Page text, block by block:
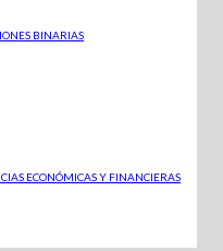
BINARIAS
ECONÓMICAS Y FINANCIERAS
con un
en
ayudarte